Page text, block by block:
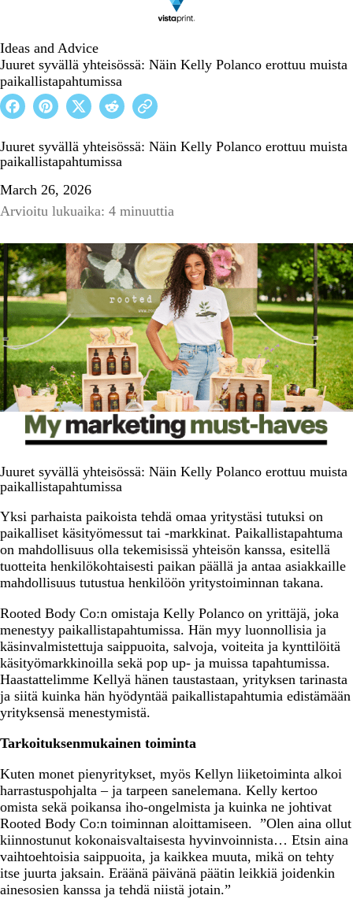
Ideas and Advice
Juuret syvällä yhteisössä: Näin Kelly Polanco erottuu muista
paikallistapahtumissa
Juuret syvällä yhteisössä: Näin Kelly Polanco erottuu muista
paikallistapahtumissa
March 26, 2026
Arvioitu lukuaika: 4 minuuttia
Juuret syvällä yhteisössä: Näin Kelly Polanco erottuu muista
paikallistapahtumissa
Yksi parhaista paikoista tehdä omaa yritystäsi tutuksi on
paikalliset käsityömessut tai -markkinat. Paikallistapahtuma
on mahdollisuus olla tekemisissä yhteisön kanssa, esitellä
tuotteita henkilökohtaisesti paikan päällä ja antaa asiakkaille
mahdollisuus tutustua henkilöön yritystoiminnan takana.
Rooted Body Co:n omistaja Kelly Polanco on yrittäjä, joka
menestyy paikallistapahtumissa. Hän myy luonnollisia ja
käsinvalmistettuja saippuoita, salvoja, voiteita ja kynttilöitä
käsityömarkkinoilla sekä pop up- ja muissa tapahtumissa.
Haastattelimme Kellyä hänen taustastaan, yrityksen tarinasta
ja siitä kuinka hän hyödyntää paikallistapahtumia edistämään
yrityksensä menestymistä.
Tarkoituksenmukainen toiminta
Kuten monet pienyritykset, myös Kellyn liiketoiminta alkoi
harrastuspohjalta – ja tarpeen sanelemana. Kelly kertoo
omista sekä poikansa iho-ongelmista ja kuinka ne johtivat
Rooted Body Co:n toiminnan aloittamiseen. ”Olen aina ollut
kiinnostunut kokonaisvaltaisesta hyvinvoinnista… Etsin aina
vaihtoehtoisia saippuoita, ja kaikkea muuta, mikä on tehty
itse juurta jaksain. Eräänä päivänä päätin leikkiä joidenkin
ainesosien kanssa ja tehdä niistä jotain.”